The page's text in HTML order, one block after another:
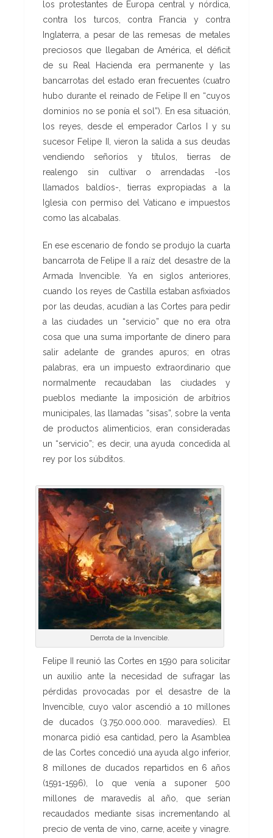
los protestantes de Europa central y nórdica,
contra los turcos, contra Francia y contra
Inglaterra, a pesar de las remesas de metales
preciosos que llegaban de América, el déficit
de su Real Hacienda era permanente y las
bancarrotas del estado eran frecuentes (cuatro
hubo durante el reinado de Felipe II en “cuyos
dominios no se ponía el sol”). En esa situación,
los reyes, desde el emperador Carlos I y su
sucesor Felipe II, vieron la salida a sus deudas
vendiendo señoríos y títulos, tierras de
realengo sin cultivar o arrendadas -los
llamados baldíos-, tierras expropiadas a la
Iglesia con permiso del Vaticano e impuestos
como las alcabalas.
En ese escenario de fondo se produjo la cuarta
bancarrota de Felipe II a raíz del desastre de la
Armada Invencible. Ya en siglos anteriores,
cuando los reyes de Castilla estaban asfixiados
por las deudas, acudían a las Cortes para pedir
a las ciudades un “servicio” que no era otra
cosa que una suma importante de dinero para
salir adelante de grandes apuros; en otras
palabras, era un impuesto extraordinario que
normalmente recaudaban las ciudades y
pueblos mediante la imposición de arbitrios
municipales, las llamadas “sisas”, sobre la venta
de productos alimenticios, eran consideradas
un “servicio”; es decir, una ayuda concedida al
rey por los súbditos.
Derrota de la Invencible.
Felipe II reunió las Cortes en 1590 para solicitar
un auxilio ante la necesidad de sufragar las
pérdidas provocadas por el desastre de la
Invencible, cuyo valor ascendió a 10 millones
de ducados (3.750.000.000. maravedíes). El
monarca pidió esa cantidad, pero la Asamblea
de las Cortes concedió una ayuda algo inferior,
8 millones de ducados repartidos en 6 años
(1591-1596), lo que venía a suponer 500
millones de maravedís al año, que serían
recaudados mediante sisas incrementando al
precio de venta de vino, carne, aceite y vinagre.